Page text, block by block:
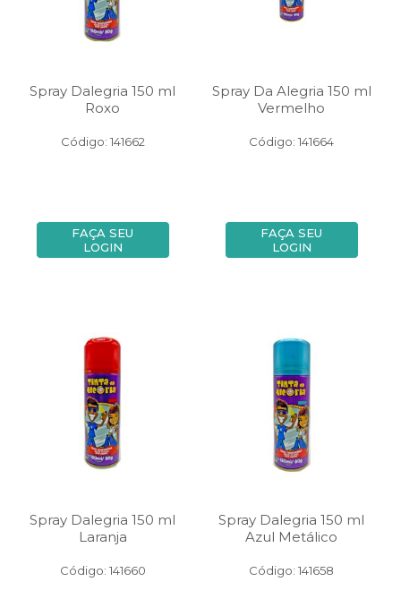
Spray Dalegria 150 ml
Roxo
Código: 141662
FAÇA SEU
LOGIN
Spray Da Alegria 150 ml
Vermelho
Código: 141664
FAÇA SEU
LOGIN
Spray Dalegria 150 ml
Laranja
Código: 141660
Spray Dalegria 150 ml
Azul Metálico
Código: 141658